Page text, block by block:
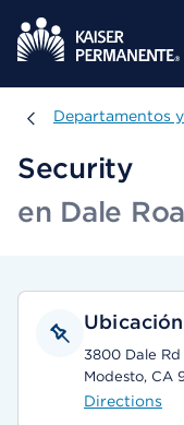
Departamentos y
Departamentos
Security
en Dale
Ubicación
3800 Dale Rd
Modesto, CA
Directions